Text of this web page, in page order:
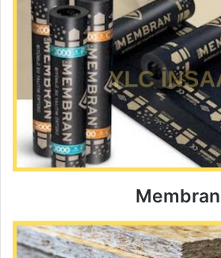
Membran